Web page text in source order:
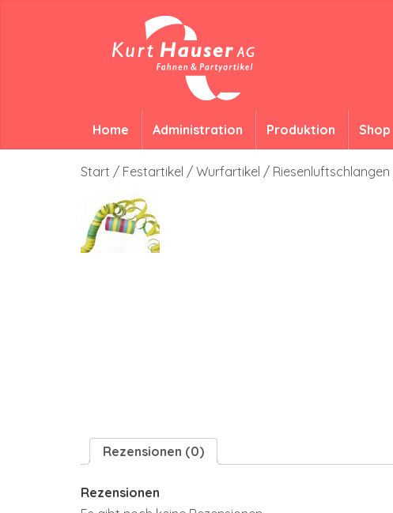
Home Administration Produktion Shop
Start / Festartikel / Wurfartikel / Riesenluftschlangen
Rezensionen (0)
Rezensionen